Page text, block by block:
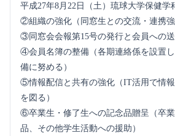
平成27年8月22日（土）琉球大学保健学
②組織の強化（同窓生との交流・連携強
③同窓会会報第15号の発行と会員への
④会員名簿の整備（各期連絡係を設置
備に努める）
⑤情報配信と共有の強化（IT活用で情
を図る）
⑥卒業生・修了生への記念品贈呈（卒
品、その他学生活動への援助）